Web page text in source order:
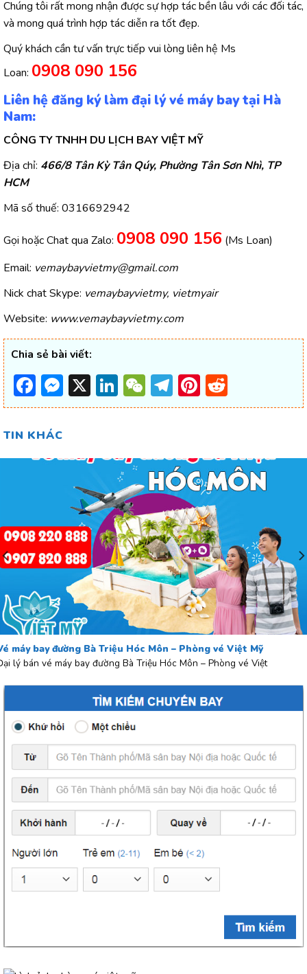
Chúng tôi rất mong nhận được sự hợp tác bền lâu với các đối tác,
và mong quá trình hợp tác diễn ra tốt đẹp.
Quý khách cần tư vấn trực tiếp vui lòng liên hệ Ms
Loan: 0908 090 156
Liên hệ đăng ký làm đại lý vé máy bay tại Hà
Nam:
CÔNG TY TNHH DU LỊCH BAY VIỆT MỸ
Địa chỉ: 466/8 Tân Kỳ Tân Qúy, Phường Tân Sơn Nhì, TP
HCM
Mã số thuế: 0316692942
Gọi hoặc Chat qua Zalo: 0908 090 156 (Ms Loan)
Email: vemaybayvietmy@gmail.com
Nick chat Skype: vemaybayvietmy, vietmyair
Website: www.vemaybayvietmy.com
Chia sẻ bài viết:
Facebook
Messenger
X LinkedIn
WeChat
Telegram
Pinterest
TIN KHÁC
máy bay đường Bà Triệu Hóc Môn – Phòng vé Việt Mỹ
lý bán vé máy bay đường Bà Triệu Hóc Môn – Phòng vé Việt